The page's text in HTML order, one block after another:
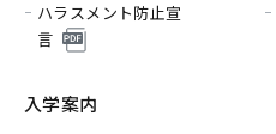
ハラスメント防止宣
言
入学案内